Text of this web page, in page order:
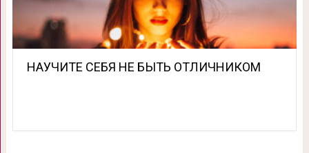
НАУЧИТЕ СЕБЯ НЕ БЫТЬ ОТЛИЧНИКОМ